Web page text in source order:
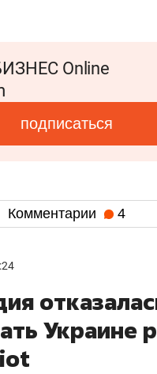
Online
подписаться
Комментарии 4
Украине